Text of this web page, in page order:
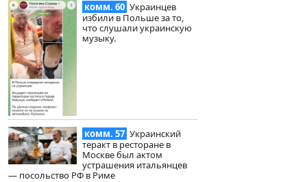
комм. 60 Украинцев
избили в Польше за то,
что слушали украинскую
музыку.
комм. 57 Украинский
теракт в ресторане в
Москве был актом
устрашения итальянцев
— посольство РФ в Риме